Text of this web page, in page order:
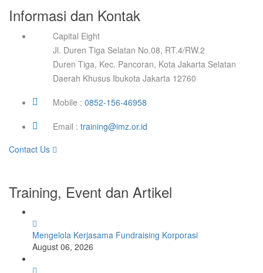
Informasi dan Kontak
Capital Eight
Jl. Duren Tiga Selatan No.08, RT.4/RW.2
Duren Tiga, Kec. Pancoran, Kota Jakarta Selatan
Daerah Khusus Ibukota Jakarta 12760
Mobile : 0852-156-46958
Email : training@imz.or.id
Contact Us
Training, Event dan Artikel
Mengelola Kerjasama Fundraising Korporasi
August 06, 2026